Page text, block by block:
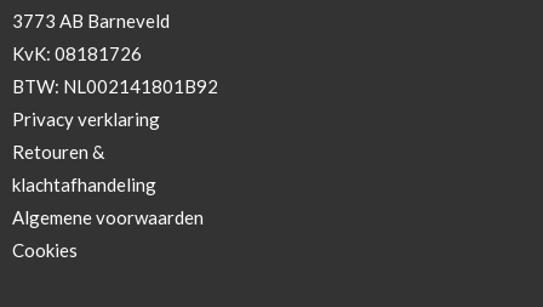
3773 AB Barneveld
KvK: 08181726
BTW: NL002141801B92
Privacy verklaring
Retouren &
klachtafhandeling
Algemene voorwaarden
Cookies